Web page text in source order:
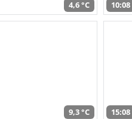
4,6 °C 10:08
9,3 °C 15:08